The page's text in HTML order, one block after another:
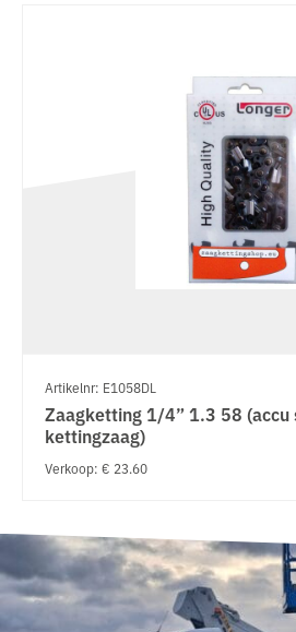
Artikelnr: E1058DL
Zaagketting 1/4” 1.3 58 (accu
kettingzaag)
Verkoop: € 23.60